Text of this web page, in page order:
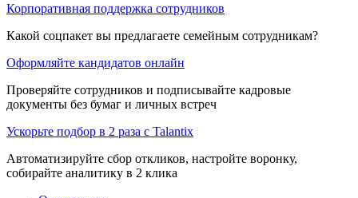
Корпоративная поддержка сотрудников
Какой соцпакет вы предлагаете семейным сотрудникам?
Оформляйте кандидатов онлайн
Проверяйте сотрудников и подписывайте кадровые
документы без бумаг и личных встреч
Ускорьте подбор в 2 раза с Talantix
Автоматизируйте сбор откликов, настройте воронку,
собирайте аналитику в 2 клика